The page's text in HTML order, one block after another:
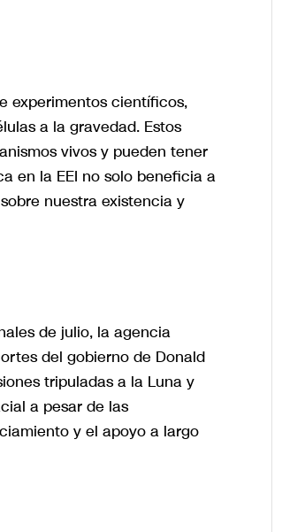
experimentos científicos,
a la gravedad. Estos
vivos y pueden tener
en la EEI no solo beneficia a
nuestra existencia y
de julio, la agencia
del gobierno de Donald
tripuladas a la Luna y
a pesar de las
y el apoyo a largo